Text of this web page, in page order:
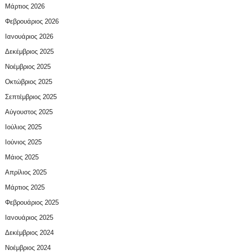
Μάρτιος 2026
Φεβρουάριος 2026
Ιανουάριος 2026
Δεκέμβριος 2025
Νοέμβριος 2025
Οκτώβριος 2025
Σεπτέμβριος 2025
Αύγουστος 2025
Ιούλιος 2025
Ιούνιος 2025
Μάιος 2025
Απρίλιος 2025
Μάρτιος 2025
Φεβρουάριος 2025
Ιανουάριος 2025
Δεκέμβριος 2024
Νοέμβριος 2024